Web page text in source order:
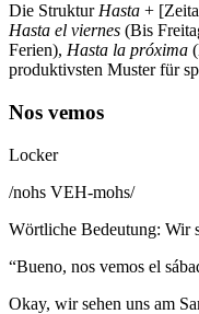
Die Struktur Hasta +
Hasta el viernes (Bis
Ferien), Hasta la próxima
produktivsten Muster für
Nos vemos
Locker
/nohs VEH-mohs/
Wörtliche Bedeutung: Wir
“Bueno, nos vemos el
Okay, wir sehen uns am